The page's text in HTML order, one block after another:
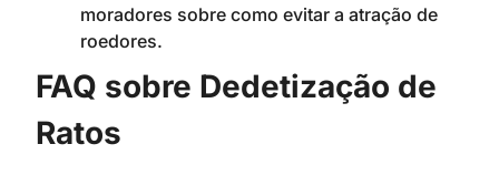
moradores sobre como evitar a atração de
roedores.
FAQ sobre Dedetização de
Ratos